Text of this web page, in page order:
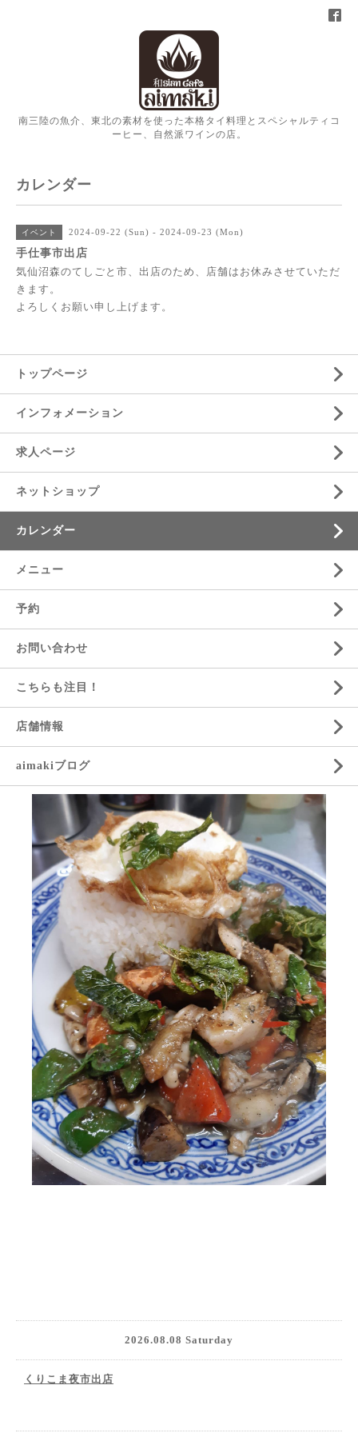
南三陸の魚介、東北の素材を使った本格タイ料理とスペシャルティコ
ーヒー、自然派ワインの店。
カレンダー
イベント 2024-09-22 (Sun) - 2024-09-23 (Mon)
手仕事市出店
気仙沼森のてしごと市、出店のため、店舗はお休みさせていただ
きます。
よろしくお願い申し上げます。
トップページ
インフォメーション
求人ページ
ネットショップ
カレンダー
メニュー
予約
お問い合わせ
こちらも注目！
店舗情報
aimakiブログ
2026.08.08 Saturday
くりこま夜市出店